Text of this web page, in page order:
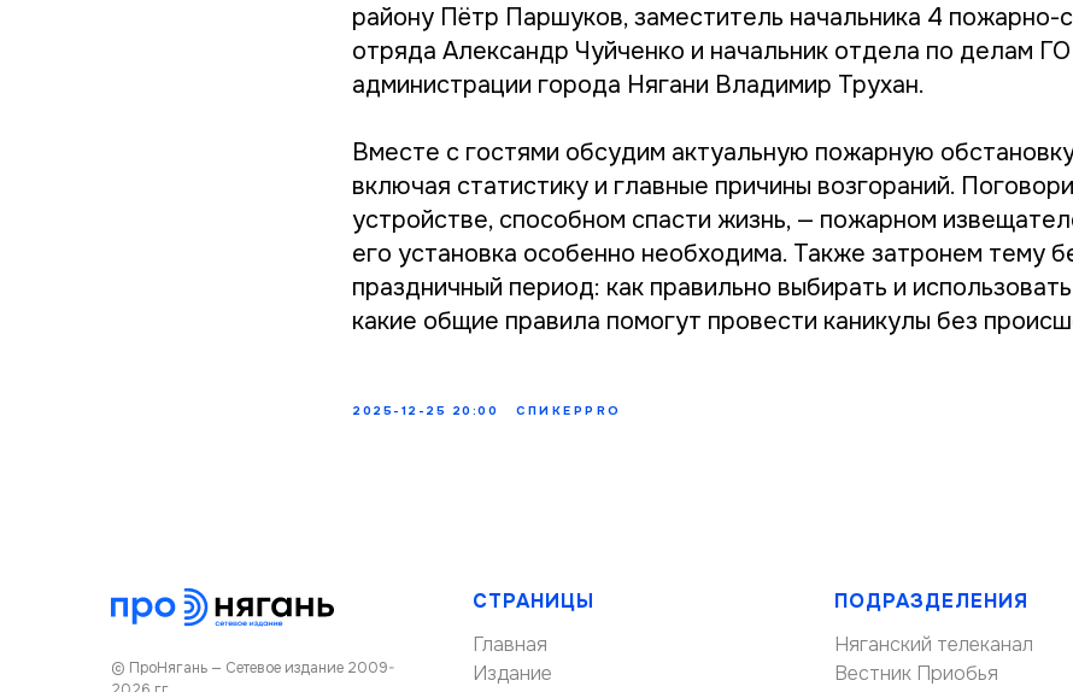
району Пётр Паршуков, заместитель начальника 4 пожарно-
отряда Александр Чуйченко и начальник отдела по делам
администрации города Нягани Владимир Трухан.
Вместе с гостями обсудим актуальную пожарную
включая статистику и главные причины возгораний.
устройстве, способном спасти жизнь, — пожарном
его установка особенно необходима. Также затронем тему
праздничный период: как правильно выбирать и
какие общие правила помогут провести каникулы без
2025-12-25 20:00 СПИКЕРPRO
© ПроНягань — Сетевое издание 2009-
СТРАНИЦЫ
Главная
Издание
ПОДРАЗДЕЛЕНИЯ
Няганский телеканал
Вестник Приобья